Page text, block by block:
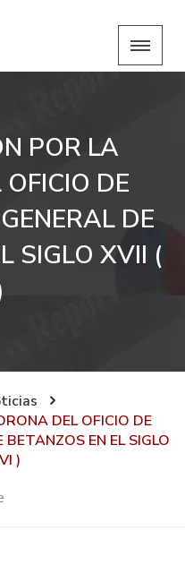
POR LA
DE
DE
SIGLO XVII (
DEL OFICIO DE
EN EL SIGLO
)